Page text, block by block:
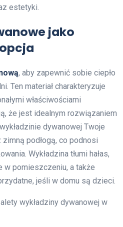
estetyki.
jako
, aby zapewnić sobie ciepło
Ten materiał charakteryzuje
właściwościami
że jest idealnym rozwiązaniem
dywanowej Twoje
podłogą, co podnosi
Wykładzina tłumi hałas,
w pomieszczeniu, a także
jeśli w domu są dzieci.
wykładziny dywanowej w